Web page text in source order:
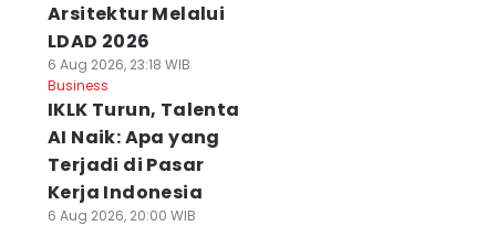
Arsitektur Melalui
LDAD 2026
6 Aug 2026, 23:18 WIB
Business
IKLK Turun, Talenta
AI Naik: Apa yang
Terjadi di Pasar
Kerja Indonesia
6 Aug 2026, 20:00 WIB